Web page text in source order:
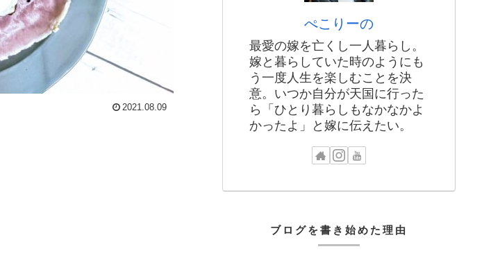
2021.08.09
ぺこりーの
最愛の嫁を亡くし一人暮らし。
嫁と暮らしていた時のようにも
う一度人生を楽しむことを決
意。いつか自分が天国に行った
ら「ひとり暮らしもなかなかよ
かったよ」と嫁に伝えたい。
ブログを書き始めた理由